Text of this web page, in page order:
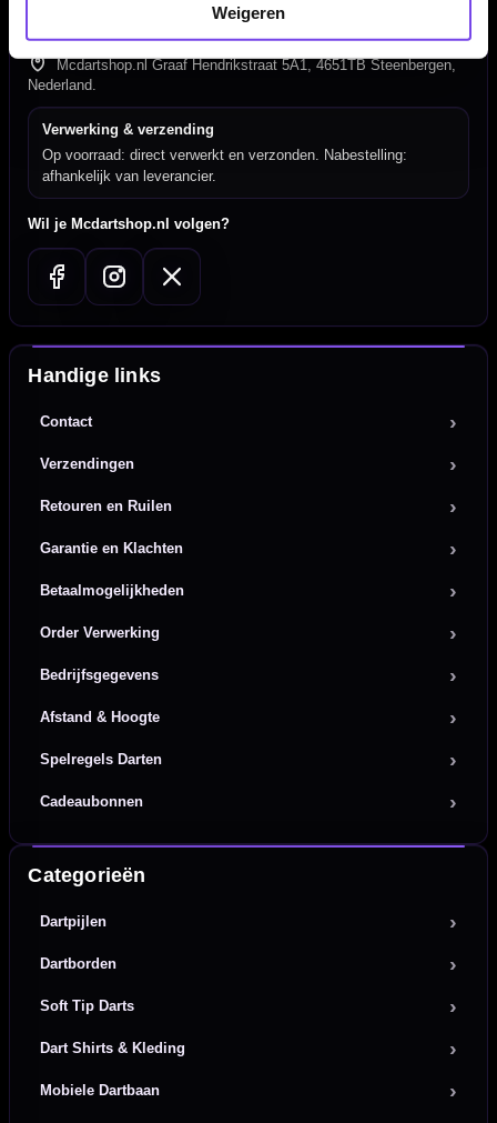
Weigeren
Klantenservice@mcdartshop.nl
Mcdartshop.nl Graaf Hendrikstraat 5A1, 4651TB Steenbergen,
Nederland.
Verwerking & verzending
Op voorraad: direct verwerkt en verzonden. Nabestelling:
afhankelijk van leverancier.
Wil je Mcdartshop.nl volgen?
Handige links
Contact
Verzendingen
Retouren en Ruilen
Garantie en Klachten
Betaalmogelijkheden
Order Verwerking
Bedrijfsgegevens
Afstand & Hoogte
Spelregels Darten
Cadeaubonnen
Categorieën
Dartpijlen
Dartborden
Soft Tip Darts
Dart Shirts & Kleding
Mobiele Dartbaan